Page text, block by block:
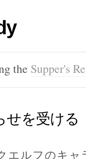
the Supper's
せを受ける
エルフのキャ